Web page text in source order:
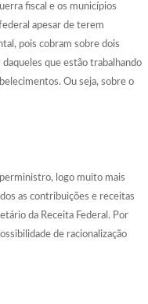
fiscal e os municípios
apesar de terem
pois cobram sobre dois
que estão trabalhando
Ou seja, sobre o
logo muito mais
as contribuições e receitas
da Receita Federal. Por
de racionalização